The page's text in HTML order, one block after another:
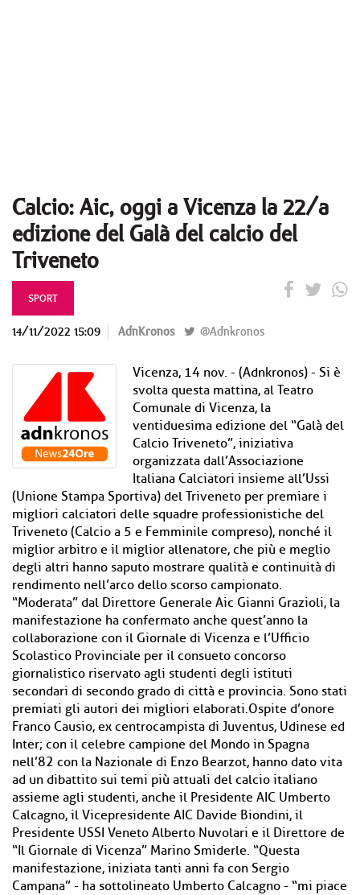
Calcio: Aic, oggi a Vicenza la 22/a
edizione del Galà del calcio del
Triveneto
SPORT
14/11/2022 15:09 AdnKronos @Adnkronos
Vicenza, 14 nov. - (Adnkronos) - Si è
svolta questa mattina, al Teatro
Comunale di Vicenza, la
ventiduesima edizione del “Galà del
Calcio Triveneto”, iniziativa
organizzata dall’Associazione
Italiana Calciatori insieme all’Ussi
(Unione Stampa Sportiva) del Triveneto per premiare i
migliori calciatori delle squadre professionistiche del
Triveneto (Calcio a 5 e Femminile compreso), nonché il
miglior arbitro e il miglior allenatore, che più e meglio
degli altri hanno saputo mostrare qualità e continuità di
rendimento nell’arco dello scorso campionato.
“Moderata” dal Direttore Generale Aic Gianni Grazioli, la
manifestazione ha confermato anche quest’anno la
collaborazione con il Giornale di Vicenza e l’Ufficio
Scolastico Provinciale per il consueto concorso
giornalistico riservato agli studenti degli istituti
secondari di secondo grado di città e provincia. Sono stati
premiati gli autori dei migliori elaborati.Ospite d’onore
Franco Causio, ex centrocampista di Juventus, Udinese ed
Inter; con il celebre campione del Mondo in Spagna
nell’82 con la Nazionale di Enzo Bearzot, hanno dato vita
ad un dibattito sui temi più attuali del calcio italiano
assieme agli studenti, anche il Presidente AIC Umberto
Calcagno, il Vicepresidente AIC Davide Biondini, il
Presidente USSI Veneto Alberto Nuvolari e il Direttore de
“Il Giornale di Vicenza” Marino Smiderle. “Questa
manifestazione, iniziata tanti anni fa con Sergio
Campana” - ha sottolineato Umberto Calcagno - “mi piace